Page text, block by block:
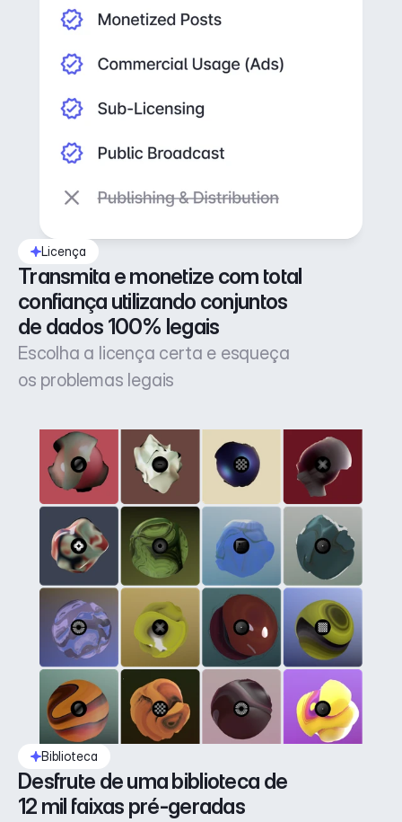
Licença
Transmita e monetize com total
confiança utilizando conjuntos
de dados 100% legais
Escolha a licença certa e esqueça
os problemas legais
Biblioteca
Desfrute de uma biblioteca de
12 mil faixas pré-geradas